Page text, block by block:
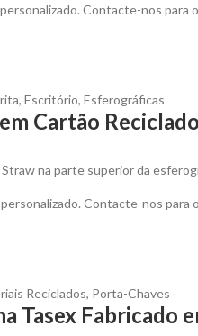
Contacte-nos
, Escritório, Esferográficas
Cartão
na parte superior da
Contacte-nos
Reciclados, Porta-Chaves
Tasex Fabricado